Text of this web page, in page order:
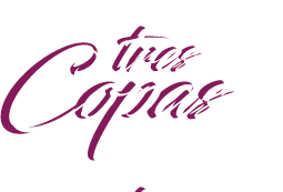
contenido